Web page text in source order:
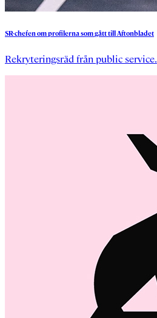
SR-chefenomprofilernasomgåtttillAftonbladet
Rekryteringsräd från public service.